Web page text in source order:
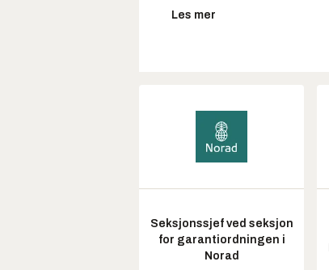
Les mer
Seksjonssjef ved seksjon
for garantiordningen i
Norad